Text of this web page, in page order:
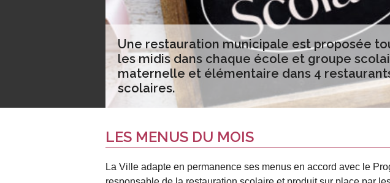
Une restauration municipale est proposée
les midis dans chaque école et groupe
maternelle et élémentaire dans 4
scolaires.
LES MENUS DU MOIS
La Ville adapte en permanence ses menus en accord avec le